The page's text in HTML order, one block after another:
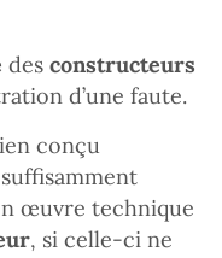
des constructeurs
d’une faute.
conçu
œuvre technique
, si celle-ci ne